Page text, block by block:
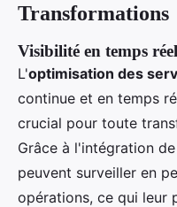
Transformations
Visibilité en temps
L'optimisation des
continue et en temps
crucial pour toute
Grâce à l'intégration de
peuvent surveiller en
opérations, ce qui leur